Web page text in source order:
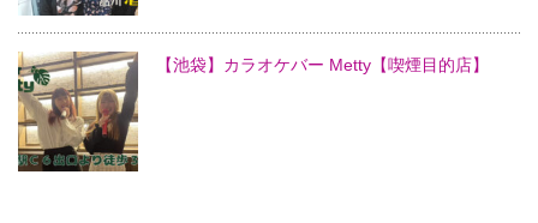
【池袋】カラオケバー Metty【喫煙目的店】